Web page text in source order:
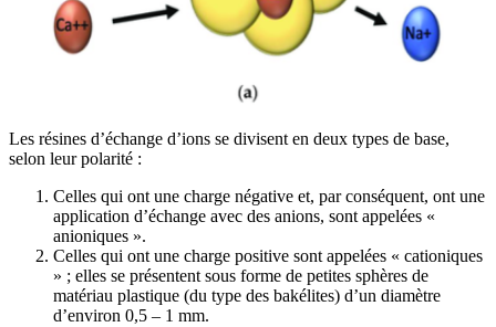
Les résines d’échange d’ions se divisent en deux types de base,
selon leur polarité :
Celles qui ont une charge négative et, par conséquent, ont une
application d’échange avec des anions, sont appelées «
anioniques ».
Celles qui ont une charge positive sont appelées « cationiques
» ; elles se présentent sous forme de petites sphères de
matériau plastique (du type des bakélites) d’un diamètre
d’environ 0,5 – 1 mm.